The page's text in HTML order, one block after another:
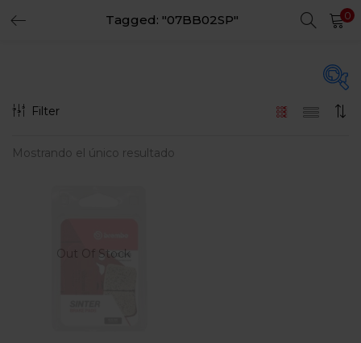
Tagged: "07BB02SP" 0
En oferta
Filter
Mostrando el único resultado
Out Of Stock
LOGIN REGISTER
Remember me